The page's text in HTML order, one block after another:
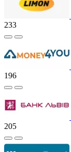
233
196
205